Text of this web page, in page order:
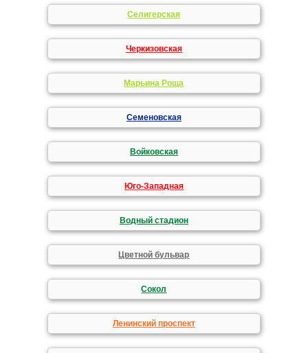
Селигерская
Черкизовская
Марьина Роща
Семеновская
Войковская
Юго-Западная
Водный стадион
Цветной бульвар
Сокол
Ленинский проспект